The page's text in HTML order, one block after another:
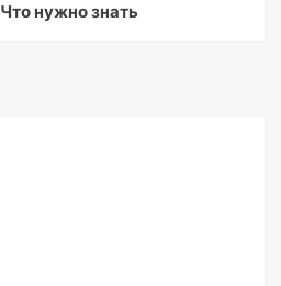
нужно знать